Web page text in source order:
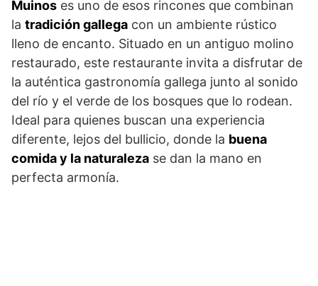
Muinos es uno de esos rincones que combinan
la tradición gallega con un ambiente rústico
lleno de encanto. Situado en un antiguo molino
restaurado, este restaurante invita a disfrutar de
la auténtica gastronomía gallega junto al sonido
del río y el verde de los bosques que lo rodean.
Ideal para quienes buscan una experiencia
diferente, lejos del bullicio, donde la buena
comida y la naturaleza se dan la mano en
perfecta armonía.